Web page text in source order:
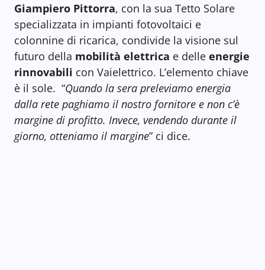
Giampiero Pittorra, con la sua Tetto Solare
specializzata in impianti fotovoltaici e
colonnine di ricarica, condivide la visione sul
futuro della mobilità elettrica e delle energie
rinnovabili con Vaielettrico. L’elemento chiave
è il sole. “Quando la sera preleviamo energia
dalla rete paghiamo il nostro fornitore e non c’è
margine di profitto. Invece, vendendo durante il
giorno, otteniamo il margine” ci dice.